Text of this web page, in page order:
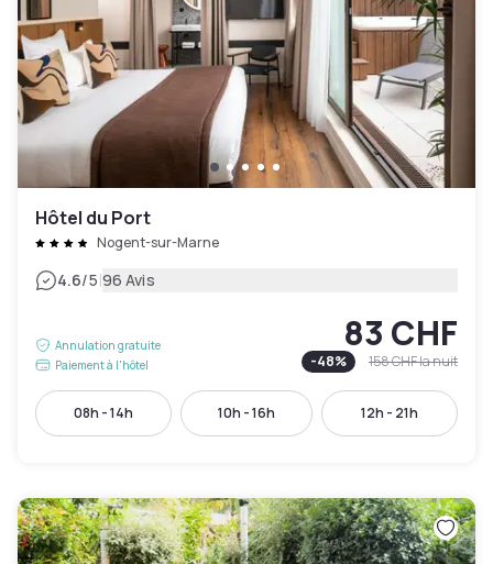
Hôtel du Port
Nogent-sur-Marne
4.6/5|96 Avis
Annulation gratuite
Paiement à l'hôtel
83 CHF
-48% 158 CHFla nuit
08h - 14h 10h - 16h 12h - 21h